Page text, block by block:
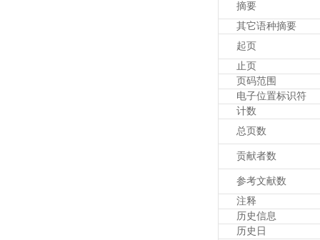
摘要
其它语种摘要
起页
止页
页码范围
电子位置标识符
计数
总页数
贡献者数
参考文献数
注释
历史信息
历史日